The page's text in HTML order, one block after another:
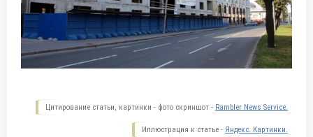
Цитирование статьи, картинки - фото скриншот - Rambler News Service.
Иллюстрация к статье - Яндекс. Картинки.